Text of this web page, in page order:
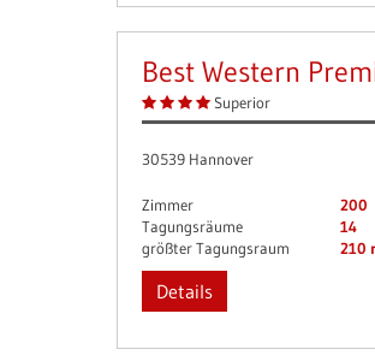
Best Western
Superior
30539 Hannover
Zimmer
200
Tagungsräume
14
größter Tagungsraum
210
Details